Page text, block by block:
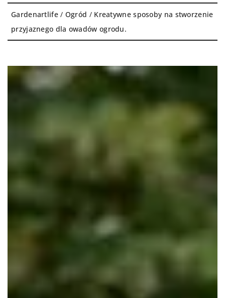
Gardenartlife/ Ogród / Kreatywne sposoby na stworzenie
przyjaznego dla owadów ogrodu.